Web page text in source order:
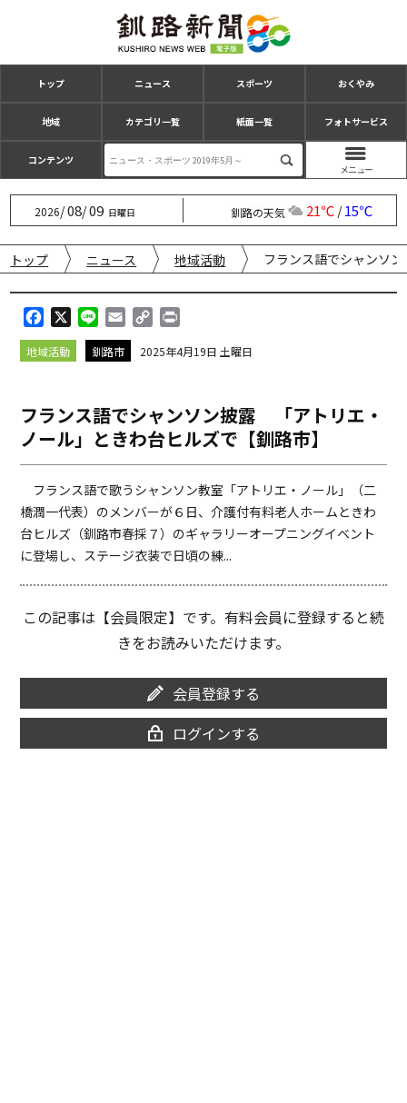
トップ ニュース スポーツ おくやみ
地域 カテゴリ一覧 紙面一覧 フォトサービス
コンテンツ
2026/08/09 日曜日 釧路の天気 21℃/15℃
トップ ニュース 地域活動 フランス語でシャンソ
a
c
o
o
i
n
m
a
p
i
n
i
地域活動 釧路市 2025年4月19日 土曜日
フランス語でシャンソン披露 「アトリエ・
ノール」ときわ台ヒルズで【釧路市】
フランス語で歌うシャンソン教室「アトリエ・ノール」（二
橋潤一代表）のメンバーが６日、介護付有料老人ホームときわ
台ヒルズ（釧路市春採７）のギャラリーオープニングイベント
に登場し、ステージ衣装で日頃の練...
この記事は【会員限定】です。有料会員に登録すると続
きをお読みいただけます。
会員登録する
ログインする